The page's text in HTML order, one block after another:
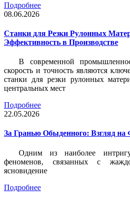
Подробнее
08.06.2026
Станки для Резки Рулонных
Эффективность в Производстве
В современной
скорость и точность являются
станки для резки рулонных
центральных мест
Подробнее
22.05.2026
За Гранью Обыденного: Взгляд
Одним из наиболее
феноменов, связанных с
ясновидение
Подробнее